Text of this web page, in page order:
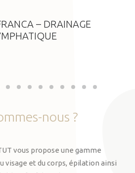
– DRAINAGE
nous ?
vous propose une gamme
visage et du corps, épilation ainsi